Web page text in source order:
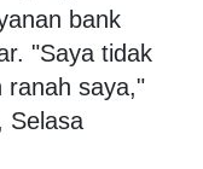
bank
"Saya tidak
ranah saya,"
Selasa